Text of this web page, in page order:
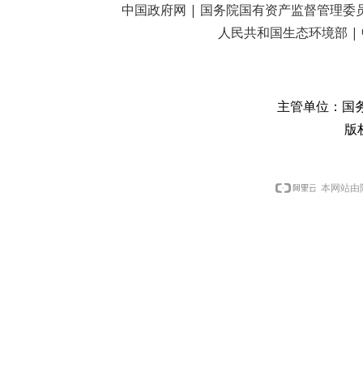
中国政府网 | 国务院国有资产监督管理委
人民共和国生态环境部 |
主管单位：国
版
本网站由